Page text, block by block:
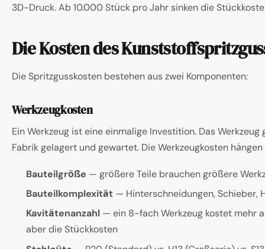
3D-Druck. Ab 10.000 Stück pro Jahr sinken die
Die Kosten des
Die Spritzgusskosten bestehen aus zwei Komponenten:
Werkzeugkosten
Ein Werkzeug ist eine einmalige Investition. Das
Fabrik gelagert und gewartet. Die Werkzeugkosten hängen
Bauteilgröße — größere Teile brauchen größere
Bauteilkomplexität — Hinterschneidungen, Schieber,
Kavitätenanzahl — ein 8-fach Werkzeug kostet mehr
aber die Stückkosten